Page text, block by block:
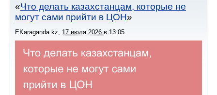
Что делать казахстанцам, которые не
могут сами прийти в ЦОН
EKaraganda.kz, 17 июля 2026 в 13:05